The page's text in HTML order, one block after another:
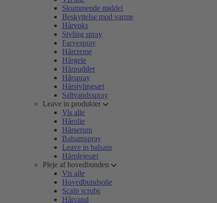
Skummende middel
Beskyttelse mod varme
Hårvoks
Styling spray
Farvespray
Hårcreme
Hårgele
Hårpudder
Hårspray
Hårstylingsæt
Saltvandsspray
Leave in produkter
Vis alle
Hårolie
Hårserum
Balsamspray
Leave in balsam
Hårplejesæt
Pleje af hovedbunden
Vis alle
Hovedbundsolie
Scalp scrubs
Hårvand